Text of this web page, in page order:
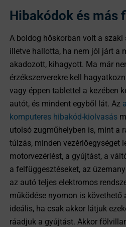
Hibakódok és más
A boldog hőskorban volt a szaki
illetve hallotta, ha nem jól járt a
akadozott, kihagyott. Ma már
érzékszerverekre kell
vagy éppen tablettel a kezében
autót, és mindent egyből lát. Az
komputeres hibakód-kiolvasás
utolsó zugműhelyben is, mint a
túlzás, minden vezérlőegységet
motorvezérlést, a gyújtást, a
a felfüggesztéseket, az
az autó teljes elektromos
működése nyomon is követhető
ideális, ha csak akkor látjuk
ráadjuk a gyújtást. Akkor